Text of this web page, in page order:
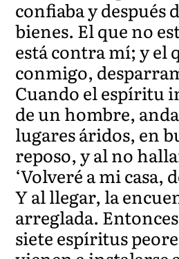
confiaba y después
bienes. El que no
está contra mí; y el
conmigo,
Cuando el espíritu
de un hombre,
lugares áridos, en
reposo, y al no
‘Volveré a mi casa,
Y al llegar, la
arreglada.
siete espíritus